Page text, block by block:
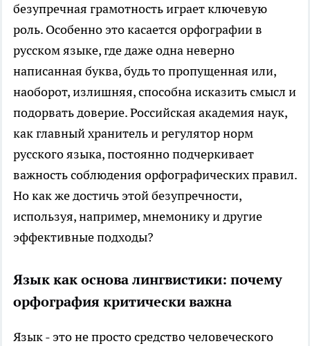
безупречная грамотность играет ключевую
роль. Особенно это касается орфографии в
русском языке, где даже одна неверно
написанная буква, будь то пропущенная или,
наоборот, излишняя, способна исказить смысл и
подорвать доверие. Российская академия наук,
как главный хранитель и регулятор норм
русского языка, постоянно подчеркивает
важность соблюдения орфографических правил.
Но как же достичь этой безупречности,
используя, например, мнемонику и другие
эффективные подходы?
Язык как основа лингвистики: почему
орфография критически важна
Язык - это не просто средство человеческого